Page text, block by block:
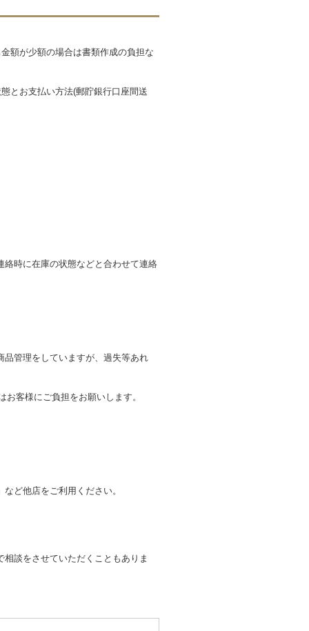
額が少額の場合は書類作成の負担な
とお支払い方法(郵貯銀行口座間送
時に在庫の状態などと合わせて連絡
管理をしていますが、過失等あれ
客様にご負担をお願いします。
ど他店をご利用ください。
談をさせていただくこともありま